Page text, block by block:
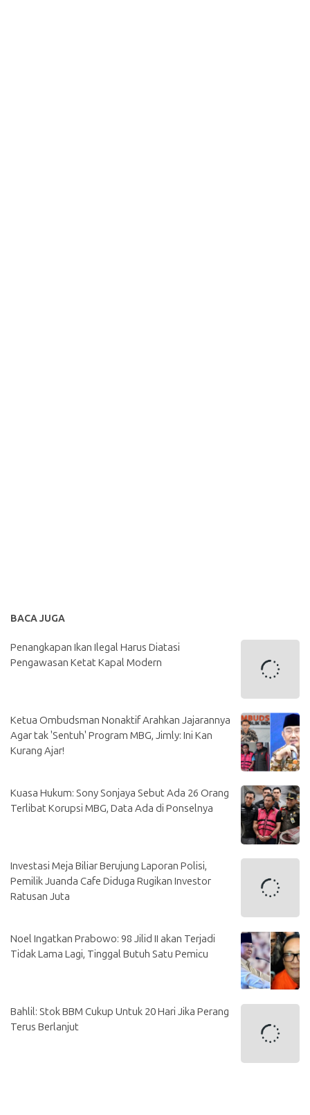
BACA JUGA
Penangkapan Ikan Ilegal Harus Diatasi
Pengawasan Ketat Kapal Modern
Ketua Ombudsman Nonaktif Arahkan Jajarannya
Agar tak 'Sentuh' Program MBG, Jimly: Ini Kan
Kurang Ajar!
Kuasa Hukum: Sony Sonjaya Sebut Ada 26 Orang
Terlibat Korupsi MBG, Data Ada di Ponselnya
Investasi Meja Biliar Berujung Laporan Polisi,
Pemilik Juanda Cafe Diduga Rugikan Investor
Ratusan Juta
Noel Ingatkan Prabowo: 98 Jilid II akan Terjadi
Tidak Lama Lagi, Tinggal Butuh Satu Pemicu
Bahlil: Stok BBM Cukup Untuk 20 Hari Jika Perang
Terus Berlanjut